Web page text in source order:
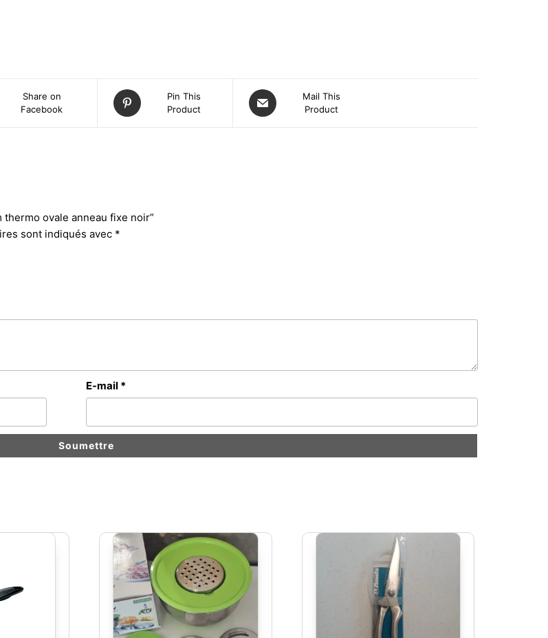
Share on
Facebook
Pin This
Product
Mail This
Product
ovale anneau fixe noir”
sont indiqués avec *
E-mail *